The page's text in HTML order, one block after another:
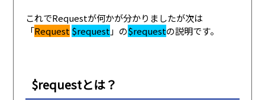
これでRequestが何かが分かりましたが次は
「Request $request 」の$requestの説明です。
$requestとは？